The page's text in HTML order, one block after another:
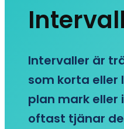
Intervaller är
som korta eller
plan mark eller
oftast tjänar